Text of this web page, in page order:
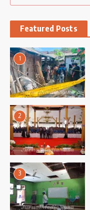
Featured Posts
1
2
3